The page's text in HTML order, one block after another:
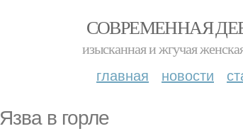
СОВРЕМЕННАЯ
изысканная и жгучая
главная новости
Язва в горле